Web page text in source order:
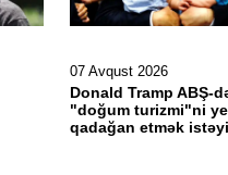
07 Avqust 2026
Donald Tramp ABŞ-
"doğum turizmi"ni
qadağan etmək